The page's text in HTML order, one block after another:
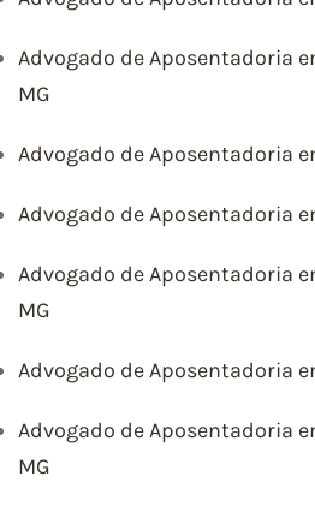
Advogado de Aposentadoria
MG
Advogado de Aposentadoria
Advogado de Aposentadoria
Advogado de Aposentadoria
MG
Advogado de Aposentadoria
Advogado de Aposentadoria
MG